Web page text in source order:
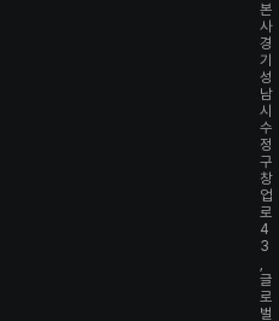
본
사
경
기
성
남
시
수
정
구
창
업
로
4
3
글
로
벌